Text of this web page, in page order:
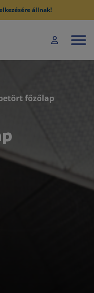
állnak!
főzőlap